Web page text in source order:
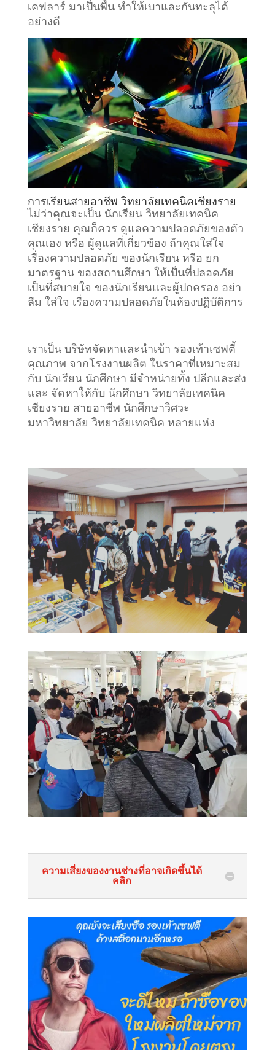
เคฟลาร์ มาเป็นพื้น ทำให้เบาและกันทะลุได้
อย่างดี
การเรียนสายอาชีพ วิทยาลัยเทคนิคเชียงราย
ไม่ว่าคุณจะเป็น นักเรียน วิทยาลัยเทคนิค
เชียงราย คุณก็ควร ดูแลความปลอดภัยของตัว
คุณเอง หรือ ผู้ดูแลที่เกี่ยวข้อง ถ้าคุณใส่ใจ
เรื่องความปลอดภัย ของนักเรียน หรือ ยก
มาตรฐาน ของสถานศึกษา ให้เป็นที่ปลอดภัย
เป็นที่สบายใจ ของนักเรียนและผู้ปกครอง อย่า
ลืม ใส่ใจ เรื่องความปลอดภัยในห้องปฏิบัติการ
เราเป็น บริษัทจัดหาและนำเข้า รองเท้าเซฟตี้
คุณภาพ จากโรงงานผลิต ในราคาที่เหมาะสม
กับ นักเรียน นักศึกษา มีจำหน่ายทั้ง ปลีกและส่ง
และ จัดหาให้กับ นักศึกษา วิทยาลัยเทคนิค
เชียงราย สายอาชีพ นักศึกษาวิศวะ
มหาวิทยาลัย วิทยาลัยเทคนิค หลายแห่ง
ความเสี่ยงของงานช่างที่อาจเกิดขึ้นได้
คลิก